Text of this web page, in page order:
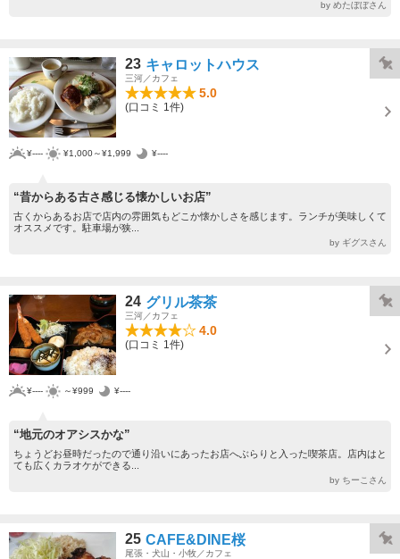
by めたぼぼさん
23 キャロットハウス
三河／カフェ
5.0
(口コミ 1件)
¥---- ¥1,000～¥1,999 ¥----
“昔からある古さ感じる懐かしいお店”
古くからあるお店で店内の雰囲気もどこか懐かしさを感じます。ランチが美味しくて
オススメです。駐車場が狭...
by ギグスさん
24 グリル茶茶
三河／カフェ
4.0
(口コミ 1件)
¥---- ～¥999 ¥----
“地元のオアシスかな”
ちょうどお昼時だったので通り沿いにあったお店へぶらりと入った喫茶店。店内はと
ても広くカラオケができる...
by ちーこさん
25 CAFE&DINE桜
尾張・犬山・小牧／カフェ